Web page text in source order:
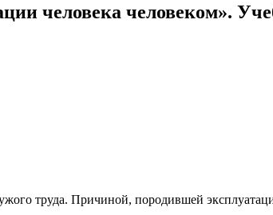
человека человеком».
труда. Причиной, породившей